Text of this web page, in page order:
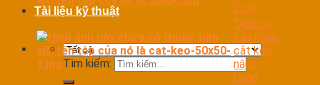
Tài liệu kỹ thuật
Tìm kiếm:
2 trụ
Dịch vụ
cầu nâng
cắt kéo
nâng
bụng